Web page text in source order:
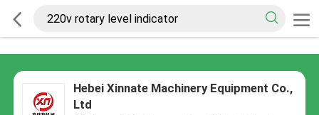
Hebei Xinnate Machinery Equipment Co.,
Ltd